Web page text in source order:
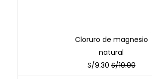
Cloruro de magnesio
natural
S/9.30 S/10.00